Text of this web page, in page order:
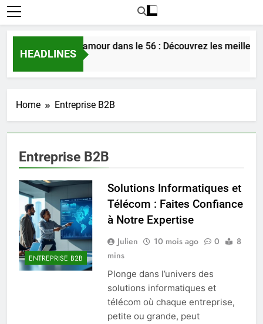
HEADLINES
Rencontrer l’amour dans le 56 : Découvrez les
5 Jours Ago
Home Entreprise B2B
Entreprise B2B
ENTREPRISE B2B
Solutions Informatiques et
Télécom : Faites Confiance
à Notre Expertise
Julien 10 mois ago 0
8
mins
Plonge dans l’univers des
solutions informatiques et
télécom où chaque entreprise,
petite ou grande, peut